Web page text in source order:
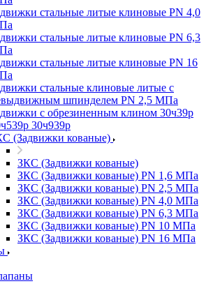
стальные литые клиновые PN 4,0
стальные литые клиновые PN 6,3
стальные литые клиновые PN 16
стальные клиновые литые с
шпинделем PN 2,5 МПа
с обрезиненным клином 30ч39р
30ч939р
(Задвижки кованые)
ЗКС (Задвижки кованые)
ЗКС (Задвижки кованые) PN 1,6 МПа
ЗКС (Задвижки кованые) PN 2,5 МПа
ЗКС (Задвижки кованые) PN 4,0 МПа
ЗКС (Задвижки кованые) PN 6,3 МПа
ЗКС (Задвижки кованые) PN 10 МПа
ЗКС (Задвижки кованые) PN 16 МПа